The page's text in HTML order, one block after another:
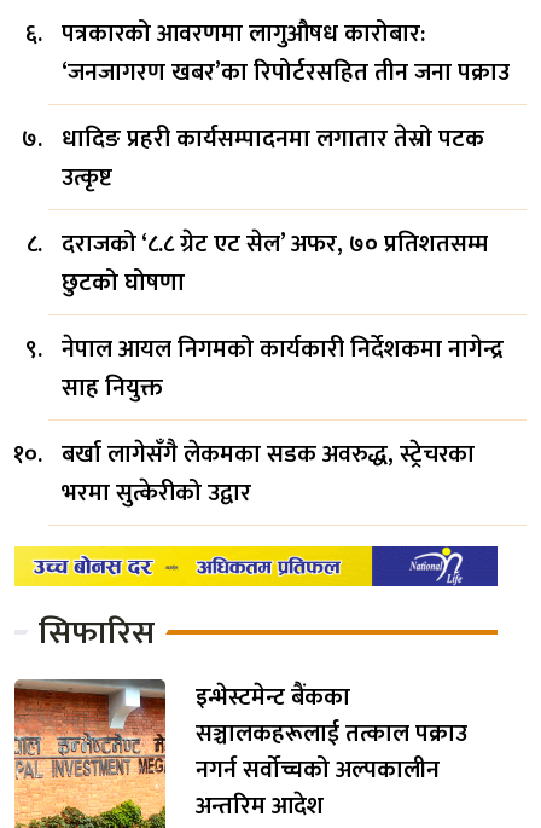
पत्रकारको आवरणमा लागुऔषध कारोबार:
‘जनजागरण खबर’का रिपोर्टरसहित तीन जना पक्राउ
धादिङ प्रहरी कार्यसम्पादनमा लगातार तेस्रो पटक
उत्कृष्ट
दराजको ‘८.८ ग्रेट एट सेल’ अफर, ७० प्रतिशतसम्म
छुटको घोषणा
नेपाल आयल निगमको कार्यकारी निर्देशकमा नागेन्द्र
साह नियुक्त
बर्खा लागेसँगै लेकमका सडक अवरुद्ध, स्ट्रेचरका
भरमा सुत्केरीको उद्वार
सिफारिस
इन्भेस्टमेन्ट बैंकका
सञ्चालकहरूलाई तत्काल पक्राउ
नगर्न सर्वोच्चको अल्पकालीन
अन्तरिम आदेश